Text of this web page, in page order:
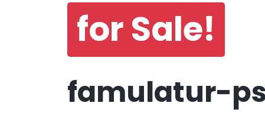
for Sale!
famulatur-